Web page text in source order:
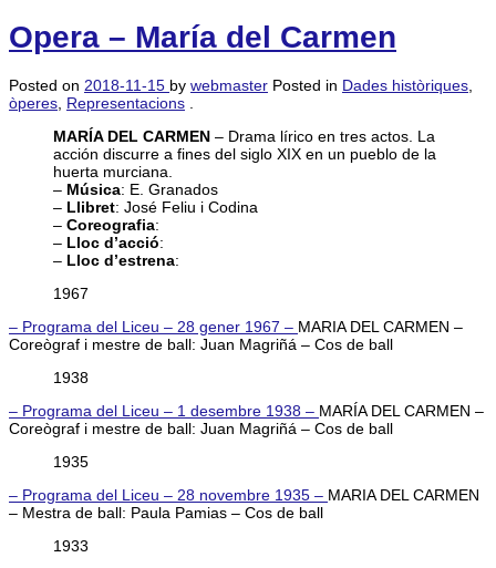
Opera – María del Carmen
Posted on 2018-11-15 by webmaster Posted in Dades històriques
òperes Representacions
MARÍA DEL CARMEN – Drama lírico en tres actos. La
acción discurre a fines del siglo XIX en un pueblo de la
huerta murciana.
– Música: E. Granados
– Llibret: José Feliu i Codina
– Coreografia:
– Lloc d’acció:
– Lloc d’estrena:
1967
– Programa del Liceu – 28 gener 1967 – MARIA DEL CARMEN –
Coreògraf i mestre de ball: Juan Magriñá – Cos de ball
1938
– Programa del Liceu – 1 desembre 1938 – MARÍA DEL CARMEN –
Coreògraf i mestre de ball: Juan Magriñá – Cos de ball
1935
– Programa del Liceu – 28 novembre 1935 – MARIA DEL CARMEN
– Mestra de ball: Paula Pamias – Cos de ball
1933